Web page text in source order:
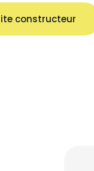
constructeur